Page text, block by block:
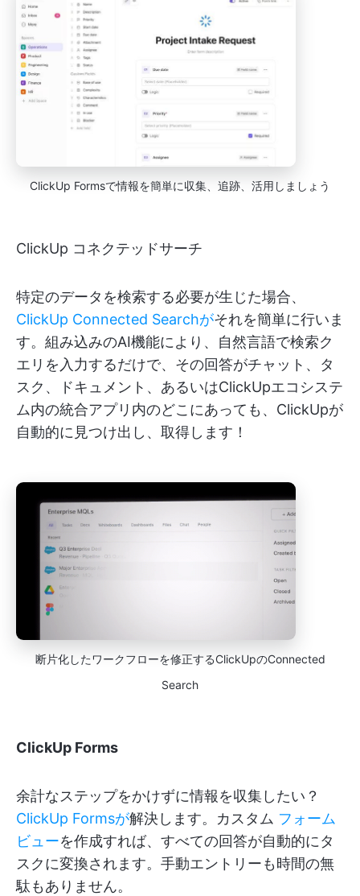
ClickUp Formsで情報を簡単に収集、追跡、活用しましょう
ClickUp コネクテッドサーチ
特定のデータを検索する必要が生じた場合、
ClickUp Connected Searchがそれを簡単に行いま
す。組み込みのAI機能により、自然言語で検索ク
エリを入力するだけで、その回答がチャット、タ
スク、ドキュメント、あるいはClickUpエコシステ
ム内の統合アプリ内のどこにあっても、ClickUpが
自動的に見つけ出し、取得します！
断片化したワークフローを修正するClickUpのConnected
Search
ClickUp Forms
余計なステップをかけずに情報を収集したい？
ClickUp Formsが解決します。カスタム フォーム
ビューを作成すれば、すべての回答が自動的にタ
スクに変換されます。手動エントリーも時間の無
駄もありません。